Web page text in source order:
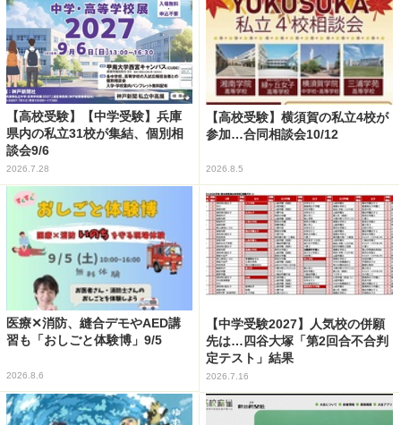
【高校受験】【中学受験】兵庫
県内の私立31校が集結、個別相
談会9/6
2026.7.28
【高校受験】横須賀の私立4校が
参加…合同相談会10/12
2026.8.5
医療✕消防、縫合デモやAED講
習も「おしごと体験博」9/5
2026.8.6
【中学受験2027】人気校の併願
先は…四谷大塚「第2回合不合判
定テスト」結果
2026.7.16